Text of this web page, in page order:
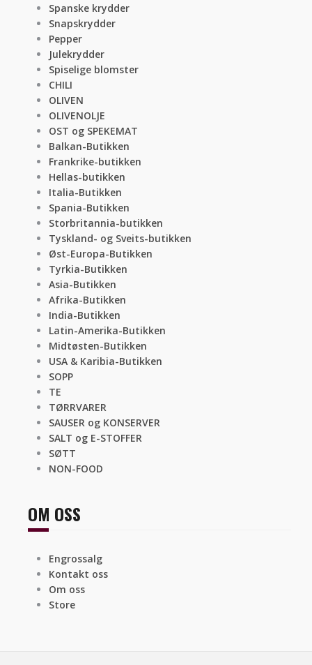
Spanske krydder
Snapskrydder
Pepper
Julekrydder
Spiselige blomster
CHILI
OLIVEN
OLIVENOLJE
OST og SPEKEMAT
Balkan-Butikken
Frankrike-butikken
Hellas-butikken
Italia-Butikken
Spania-Butikken
Storbritannia-butikken
Tyskland- og Sveits-butikken
Øst-Europa-Butikken
Tyrkia-Butikken
Asia-Butikken
Afrika-Butikken
India-Butikken
Latin-Amerika-Butikken
Midtøsten-Butikken
USA & Karibia-Butikken
SOPP
TE
TØRRVARER
SAUSER og KONSERVER
SALT og E-STOFFER
SØTT
NON-FOOD
OM OSS
Engrossalg
Kontakt oss
Om oss
Store